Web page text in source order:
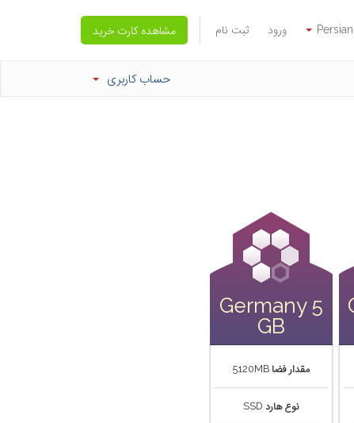
Persian ورود ثبت نام مشاهده کارت خرید
حساب کاربری
Germany 5
GB
مقدار فضا 5120MB
نوع هارد